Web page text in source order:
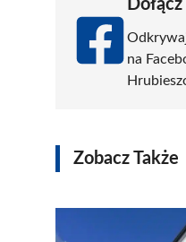
na
Zobacz Także